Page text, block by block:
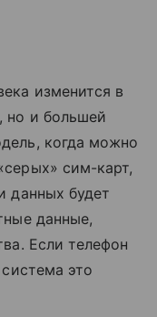
изменится в
но и большей
когда можно
сим-карт,
данных будет
данные,
Если телефон
это